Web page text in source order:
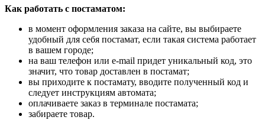
Как работать с постаматом:
в момент оформления заказа на сайте, вы выбираете
удобный для себя постамат, если такая система работает
в вашем городе;
на ваш телефон или e-mail придет уникальный код, это
значит, что товар доставлен в постамат;
вы приходите к постамату, вводите полученный код и
следует инструкциям автомата;
оплачиваете заказ в терминале постамата;
забираете товар.